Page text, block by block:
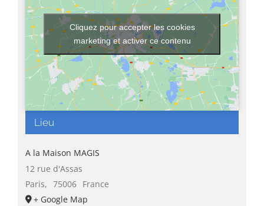
Lieu
A la Maison MAGIS
12 rue d'Assas
Paris, 75006 France
+ Google Map
Cliquez pour accepter les cookies
marketing et activer ce contenu